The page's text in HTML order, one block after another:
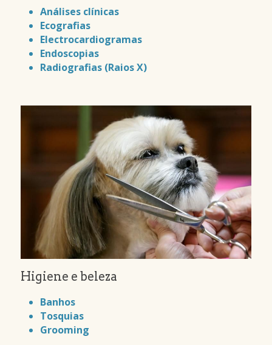
Análises clínicas
Ecografias
Electrocardiogramas
Endoscopias
Radiografias (Raios X)
Higiene e beleza
Banhos
Tosquias
Grooming